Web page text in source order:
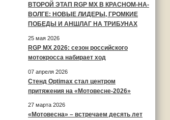
ВТОРОЙ ЭТАП RGP MX В КРАСНОМ-НА-
ВОЛГЕ: НОВЫЕ ЛИДЕРЫ, ГРОМКИЕ
ПОБЕДЫ И АНШЛАГ НА ТРИБУНАХ
25 мая 2026
RGP MX 2026: сезон российского
мотокросса набирает ход
07 апреля 2026
Стенд Optimax стал центром
притяжения на «Мотовесне-2026»
27 марта 2026
«Мотовесна» – встречаем десять лет